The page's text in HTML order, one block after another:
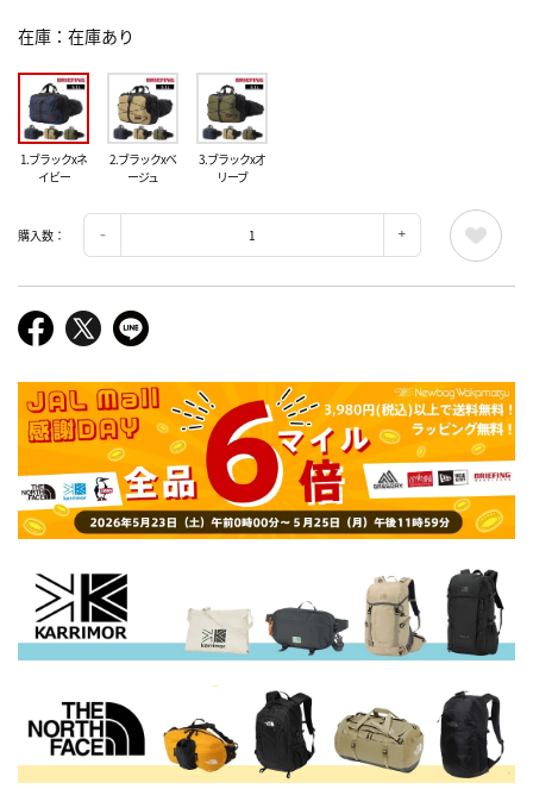
在庫 在庫あり
1.ブラックxネ
イビー
2.ブラックxベ
ージュ
3.ブラックxオ
リーブ
購入数：